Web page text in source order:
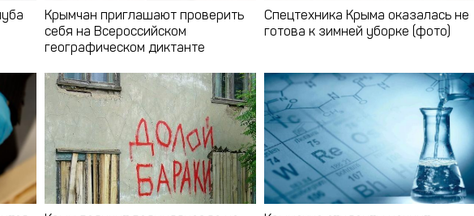
Крымчан приглашают проверить
себя на Всероссийском
географическом диктанте
Спецтехника Крыма оказалась не
готова к зимней уборке (фото)